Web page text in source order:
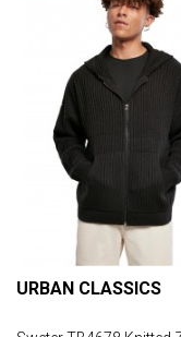
URBAN CLASSICS